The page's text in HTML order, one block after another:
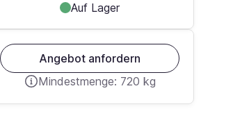
Auf Lager
Angebot anfordern
Mindestmenge: 720 kg